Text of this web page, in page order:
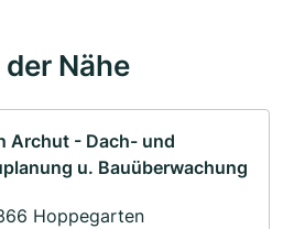
Nähe
Archut - Dach- und
u. Bauüberwachung
Hoppegarten